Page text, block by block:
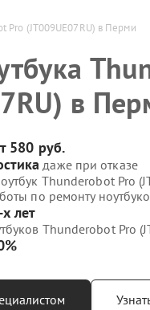
Pro (JT009UE07RU) в Перми
в
580 руб.
даже при отказе
Thunderobot Pro
по ремонту
лет
Thunderobot Pro